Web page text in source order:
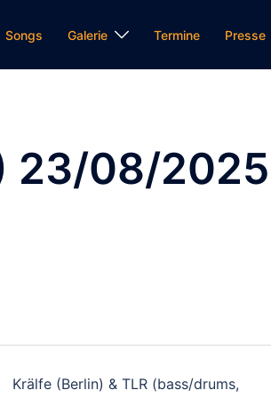
Songs Galerie Termine Presse
23/08/2025
Krälfe (Berlin) & TLR (bass/drums,